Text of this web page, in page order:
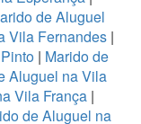
de Aluguel
Vila Fernandes |
| Marido de
Aluguel na Vila
Vila França |
de Aluguel na